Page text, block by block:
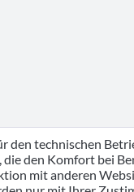
den technischen
den Komfort bei
mit anderen